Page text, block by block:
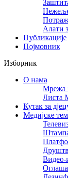
Алати
Публикације
Појмовник
Изборник
О нама
Мрежа
Листа
Кутак за
Медијске
Видео-